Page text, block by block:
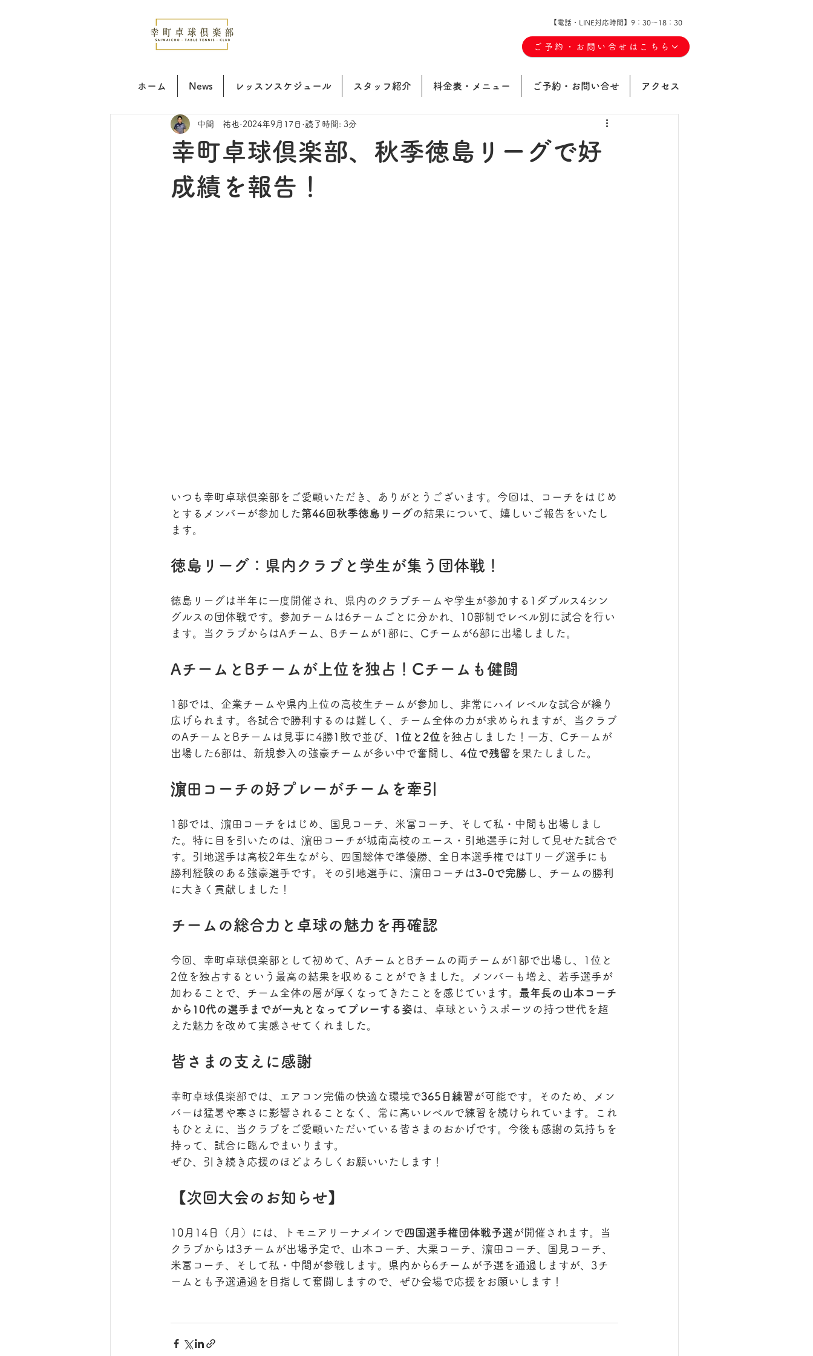
【電話・LINE対応時間】9：30～18：30
ご予約・お問い合せはこちら
ホーム News レッスンスケジュール スタッフ紹介 料金表・メニュー ご予約・お問い合せ アクセス
幸町卓球倶楽部、秋季徳島リーグで好
成績を報告！
中間 祐也 2024年9月17日 読了時間: 3分
いつも幸町卓球倶楽部をご愛顧いただき、ありがとうございます。今回は、コーチをはじめ
とするメンバーが参加した第46回秋季徳島リーグの結果について、嬉しいご報告をいたし
ます。
徳島リーグ：県内クラブと学生が集う団体戦！
徳島リーグは半年に一度開催され、県内のクラブチームや学生が参加する1ダブルス4シン
グルスの団体戦です。参加チームは6チームごとに分かれ、10部制でレベル別に試合を行い
ます。当クラブからはAチーム、Bチームが1部に、Cチームが6部に出場しました。
AチームとBチームが上位を独占！Cチームも健闘
1部では、企業チームや県内上位の高校生チームが参加し、非常にハイレベルな試合が繰り
広げられます。各試合で勝利するのは難しく、チーム全体の力が求められますが、当クラブ
のAチームとBチームは見事に4勝1敗で並び、
1位と2位 を独占しました！一方、Cチームが
出場した6部は、新規参入の強豪チームが多い中で奮闘し、 4位で残留 を果たしました。
濵田コーチの好プレーがチームを牽引
1部では、濵田コーチをはじめ、国見コーチ、米冨コーチ、そして私・中間も出場しまし
た。特に目を引いたのは、濵田コーチが城南高校のエース・引地選手に対して見せた試合で
す。引地選手は高校2年生ながら、四国総体で準優勝、全日本選手権ではTリーグ選手にも
勝利経験のある強豪選手です。その引地選手に、濵田コーチは3-0で完勝 し、チームの勝利
に大きく貢献しました！
チームの総合力と卓球の魅力を再確認
今回、幸町卓球倶楽部として初めて、AチームとBチームの両チームが1部で出場し、1位と
2位を独占するという最高の結果を収めることができました。メンバーも増え、若手選手が
加わることで、チーム全体の層が厚くなってきたことを感じています。 最年長の山本コーチ
から10代の選手までが一丸となってプレーする姿 は、卓球というスポーツの持つ世代を超
えた魅力を改めて実感させてくれました。
皆さまの支えに感謝
幸町卓球倶楽部では、エアコン完備の快適な環境で365日練習 が可能です。そのため、メン
バーは猛暑や寒さに影響されることなく、常に高いレベルで練習を続けられています。これ
もひとえに、当クラブをご愛顧いただいている皆さまのおかげです。今後も感謝の気持ちを
持って、試合に臨んでまいります。
ぜひ、引き続き応援のほどよろしくお願いいたします！
【次回大会のお知らせ】
10月14日（月）には、トモニアリーナメインで四国選手権団体戦予選 が開催されます。当
クラブからは3チームが出場予定で、山本コーチ、大栗コーチ、濵田コーチ、国見コーチ、
米冨コーチ、そして私・中間が参戦します。県内から6チームが予選を通過しますが、3チ
ームとも予選通過を目指して奮闘しますので、ぜひ会場で応援をお願いします！